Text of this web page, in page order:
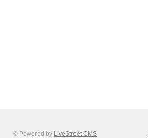
© Powered by LiveStreet CMS